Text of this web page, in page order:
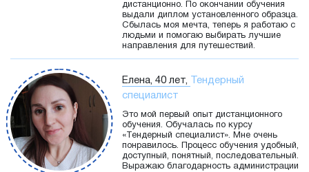
дистанционно. По окончании обучения
выдали диплом установленного образца.
Сбылась моя мечта, теперь я работаю с
людьми и помогаю выбирать лучшие
направления для путешествий.
Елена, 40 лет,
Тендерный
специалист
Это мой первый опыт дистанционного
обучения. Обучалась по курсу
«Тендерный специалист». Мне очень
понравилось. Процесс обучения удобный,
доступный, понятный, последовательный.
Выражаю благодарность администрации